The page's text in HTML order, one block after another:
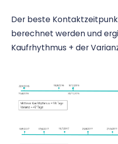
Der beste
berechnet werden und
Kaufrhythmus + der